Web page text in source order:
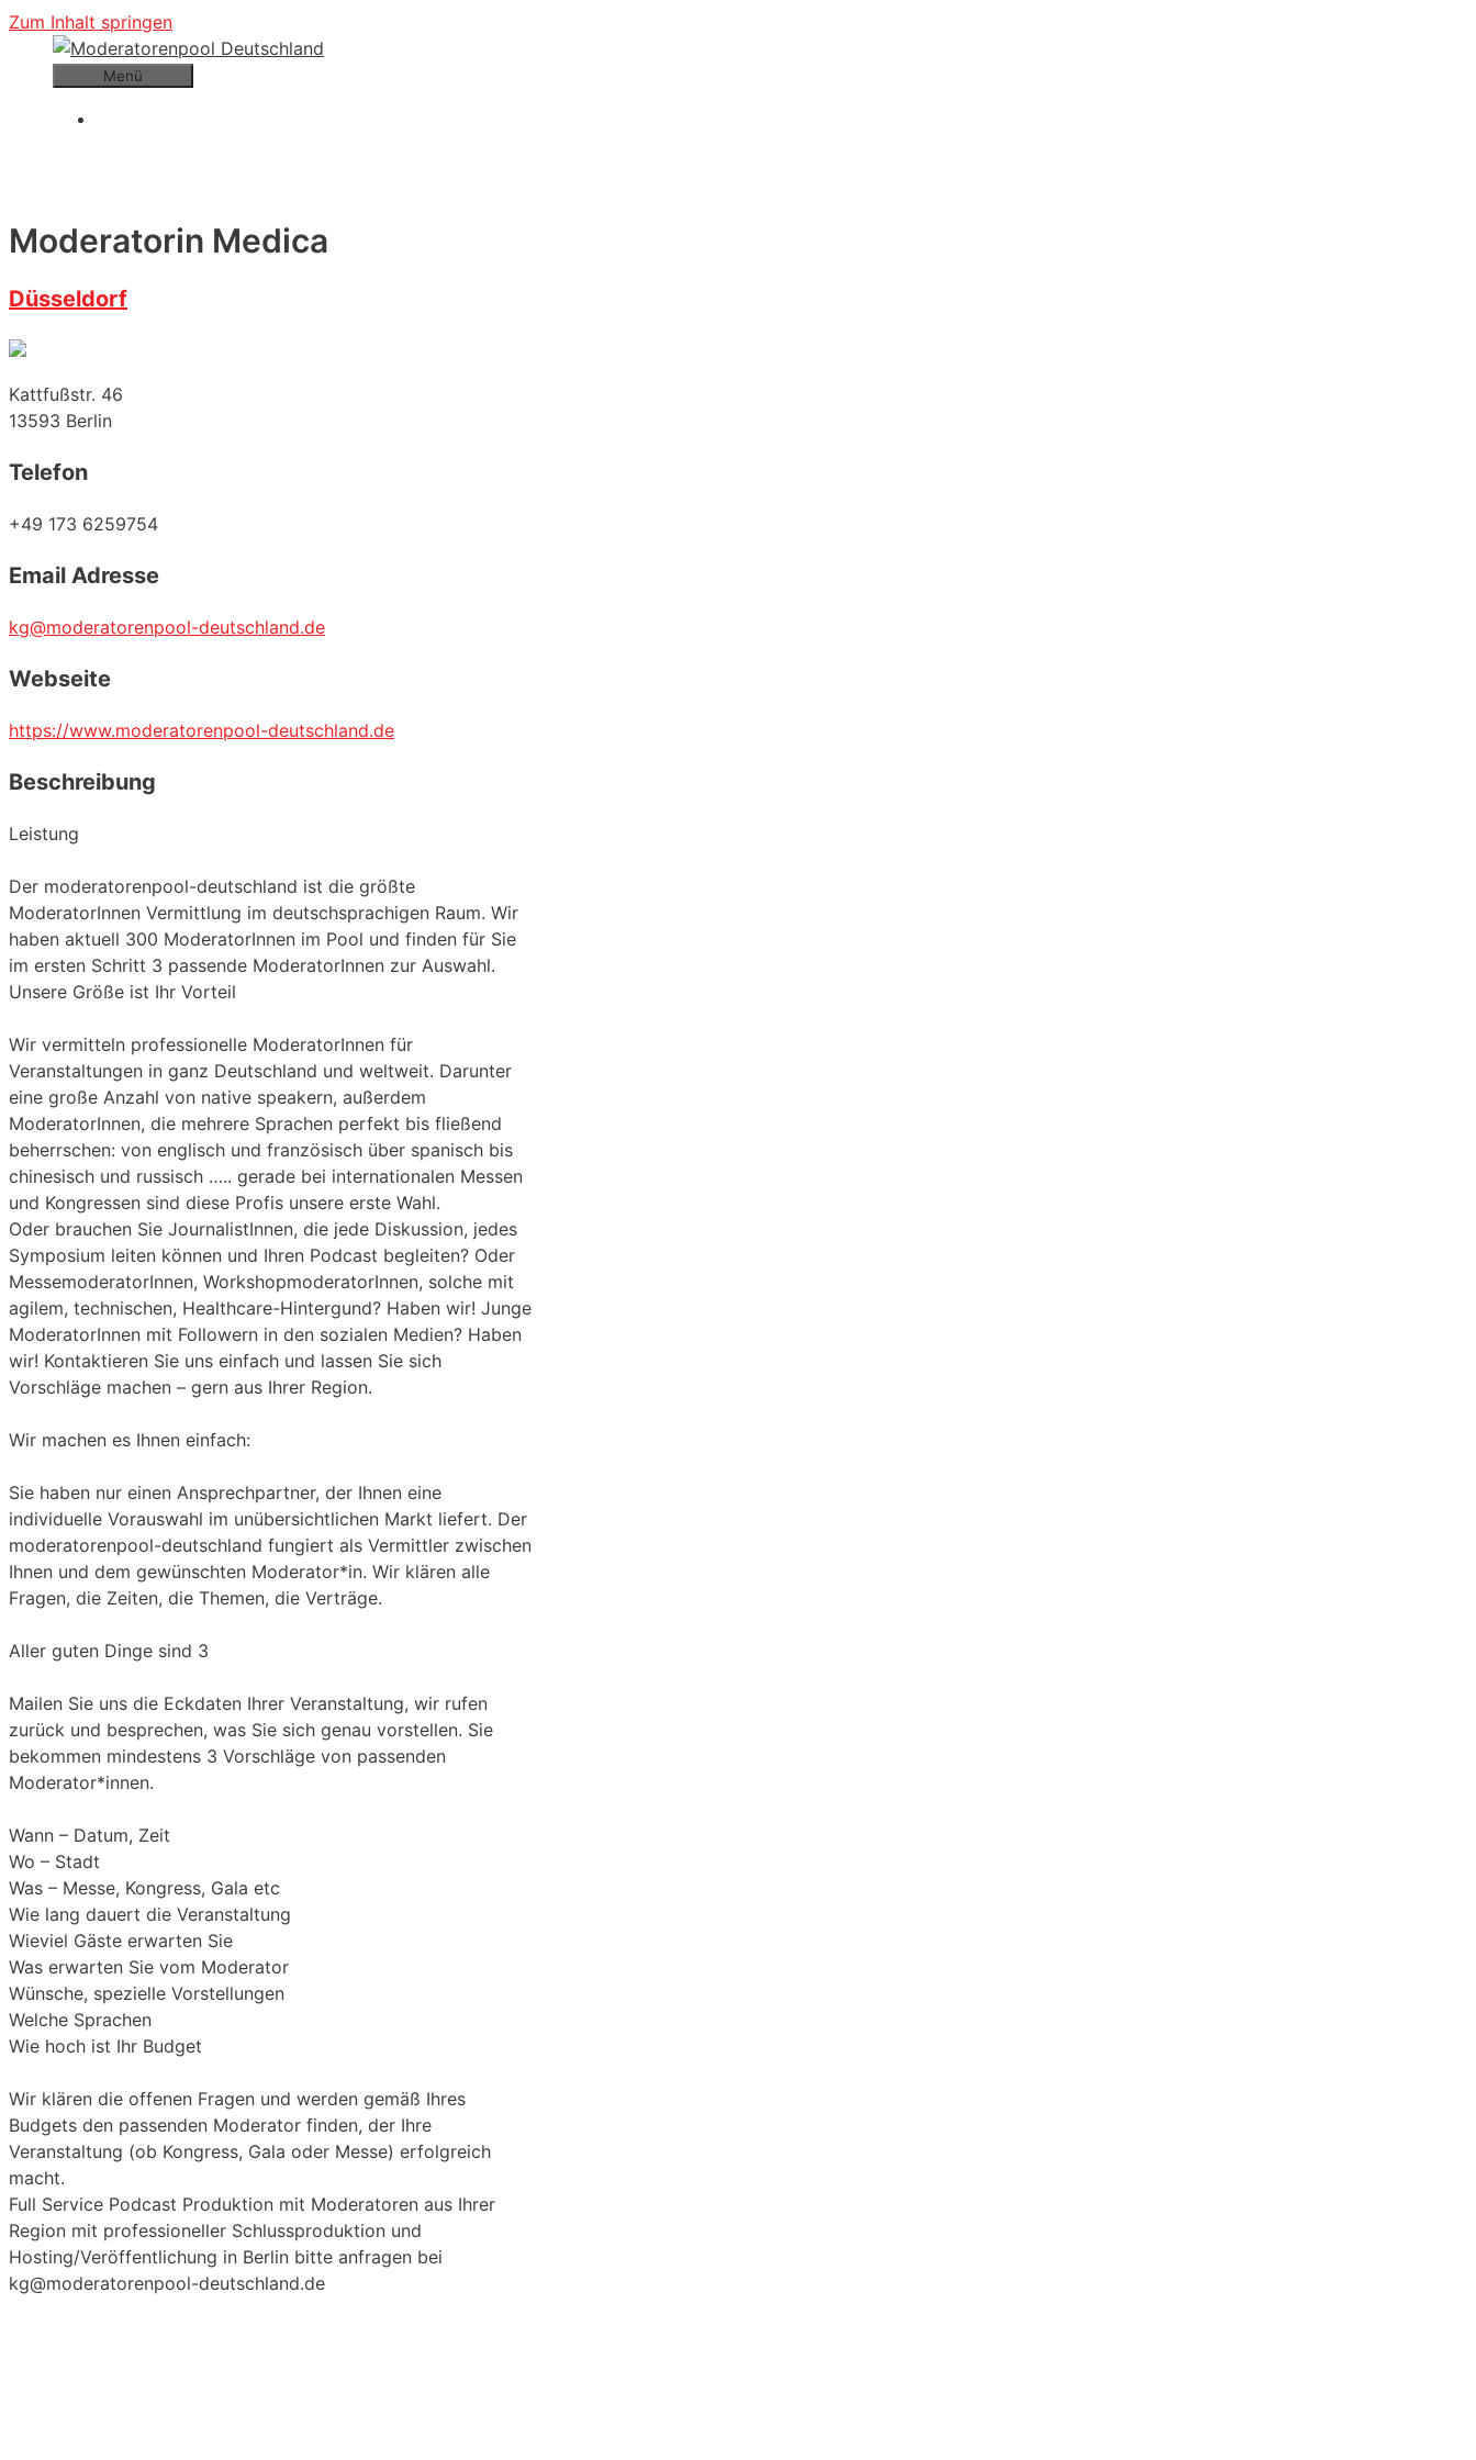
Zum Inhalt springen
Menü
Moderatorin Medica
Düsseldorf
Kattfußstr. 46
13593 Berlin
Telefon
+49 173 6259754
Email Adresse
kg@moderatorenpool-deutschland.de
Webseite
https://www.moderatorenpool-deutschland.de
Beschreibung
Leistung
Der moderatorenpool-deutschland ist die größte
ModeratorInnen Vermittlung im deutschsprachigen Raum. Wir
haben aktuell 300 ModeratorInnen im Pool und finden für Sie
im ersten Schritt 3 passende ModeratorInnen zur Auswahl.
Unsere Größe ist Ihr Vorteil
Wir vermitteln professionelle ModeratorInnen für
Veranstaltungen in ganz Deutschland und weltweit. Darunter
eine große Anzahl von native speakern, außerdem
ModeratorInnen, die mehrere Sprachen perfekt bis fließend
beherrschen: von englisch und französisch über spanisch bis
chinesisch und russisch ….. gerade bei internationalen Messen
und Kongressen sind diese Profis unsere erste Wahl.
Oder brauchen Sie JournalistInnen, die jede Diskussion, jedes
Symposium leiten können und Ihren Podcast begleiten? Oder
MessemoderatorInnen, WorkshopmoderatorInnen, solche mit
agilem, technischen, Healthcare-Hintergund? Haben wir! Junge
ModeratorInnen mit Followern in den sozialen Medien? Haben
wir! Kontaktieren Sie uns einfach und lassen Sie sich
Vorschläge machen – gern aus Ihrer Region.
Wir machen es Ihnen einfach:
Sie haben nur einen Ansprechpartner, der Ihnen eine
individuelle Vorauswahl im unübersichtlichen Markt liefert. Der
moderatorenpool-deutschland fungiert als Vermittler zwischen
Ihnen und dem gewünschten Moderator*in. Wir klären alle
Fragen, die Zeiten, die Themen, die Verträge.
Aller guten Dinge sind 3
Mailen Sie uns die Eckdaten Ihrer Veranstaltung, wir rufen
zurück und besprechen, was Sie sich genau vorstellen. Sie
bekommen mindestens 3 Vorschläge von passenden
Moderator*innen.
Wann – Datum, Zeit
Wo – Stadt
Was – Messe, Kongress, Gala etc
Wie lang dauert die Veranstaltung
Wieviel Gäste erwarten Sie
Was erwarten Sie vom Moderator
Wünsche, spezielle Vorstellungen
Welche Sprachen
Wie hoch ist Ihr Budget
Wir klären die offenen Fragen und werden gemäß Ihres
Budgets den passenden Moderator finden, der Ihre
Veranstaltung (ob Kongress, Gala oder Messe) erfolgreich
macht.
Full Service Podcast Produktion mit Moderatoren aus Ihrer
Region mit professioneller Schlussproduktion und
Hosting/Veröffentlichung in Berlin bitte anfragen bei
kg@moderatorenpool-deutschland.de